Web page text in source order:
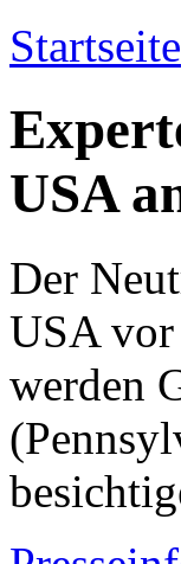
Startseite
USA
Der
USA vor
werden